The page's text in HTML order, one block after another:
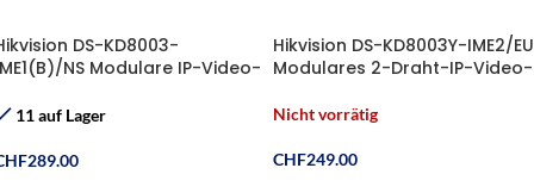
DS-KD8003-
NS Modulare IP-Video-
– Version ohne Ruftaste
11 auf Lager
289.00
Hikvision DS-KD8003Y-IME2/EU
Modulares 2-Draht-IP-Video-
Ruftaste
Nicht vorrätig
CHF249.00